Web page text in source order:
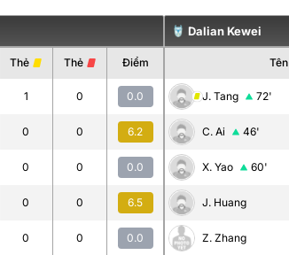
Thẻ Thẻ Điểm
1 0 0.0
0 0 6.2
0 0 0.0
0 0 6.5
0 0 0.0
Dalian Kewei
Tên
J. Tang 72'
C. Ai 46'
X. Yao 60'
J. Huang
Z. Zhang